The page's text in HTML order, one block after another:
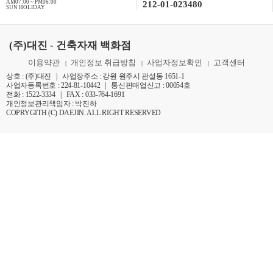
AM07:00 ~ PM06:00
SUN HOLIDAY
212-01-023480
(주)대진 - 건축자재 백화점
이용약관 | 개인정보 취급방침 | 사업자정보확인 | 고객센터
상호 : (주)대진 | 사업장주소 : 강원 원주시 관설동 1651-1
사업자등록번호 : 224-81-10442 | 통신판매업신고 : 00054호
전화 : 1522-3334 | FAX : 033-764-1691
개인정보관리책임자 : 박진하
COPRYGITH (C) DAEJIN. ALL RIGHT RESERVED